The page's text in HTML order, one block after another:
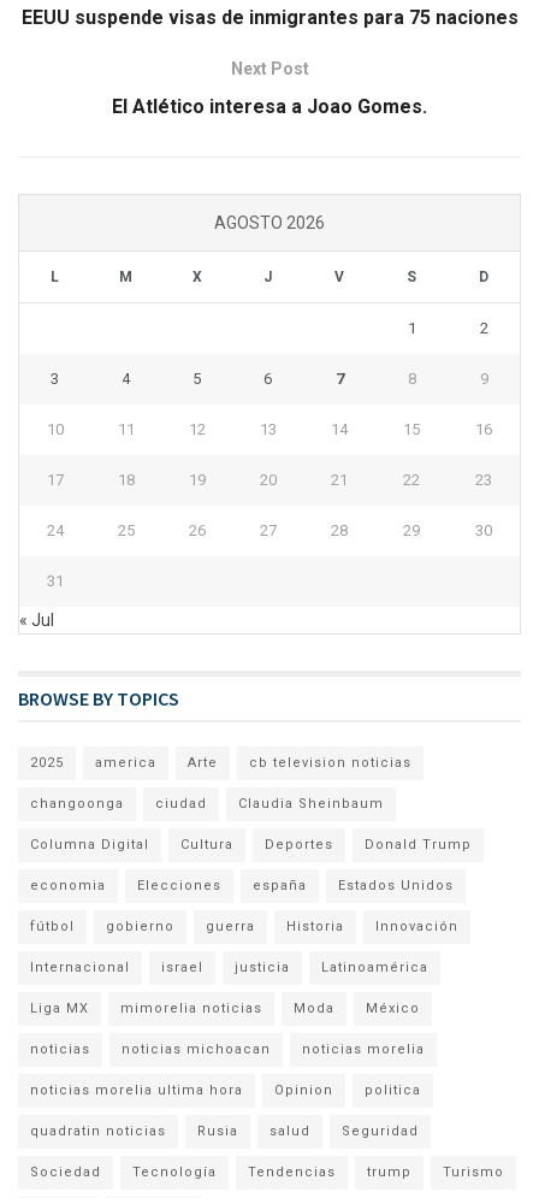
EEUU suspende visas de inmigrantes para 75 naciones
Next Post
El Atlético interesa a Joao Gomes.
AGOSTO 2026
L M X J V S D
1 2
3 4 5 6 7 8 9
10 11 12 13 14 15 16
17 18 19 20 21 22 23
24 25 26 27 28 29 30
31
« Jul
BROWSE BY TOPICS
2025 america Arte cb television noticias
changoonga ciudad Claudia Sheinbaum
Columna Digital Cultura Deportes Donald Trump
economia Elecciones españa Estados Unidos
fútbol gobierno guerra Historia Innovación
Internacional israel justicia Latinoamérica
Liga MX mimorelia noticias Moda México
noticias noticias michoacan noticias morelia
noticias morelia ultima hora Opinion politica
quadratin noticias Rusia salud Seguridad
Sociedad Tecnología Tendencias trump Turismo